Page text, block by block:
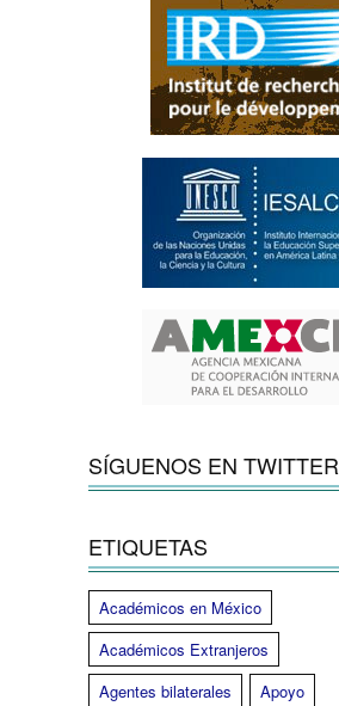
SÍGUENOS EN TWITTER
ETIQUETAS
Académicos en México
Académicos Extranjeros
Agentes bilaterales
Apoyo